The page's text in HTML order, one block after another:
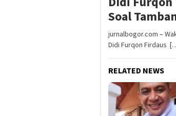
Soal
jurnalbogor.com –
Didi Furqon Firdaus
RELATED NEWS